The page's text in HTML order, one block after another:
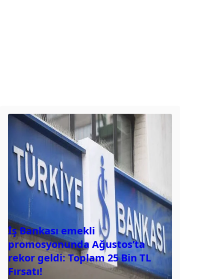
İş Bankası emekli
promosyonunda Ağustos’ta
rekor geldi: Toplam 25 Bin TL
Fırsatı!